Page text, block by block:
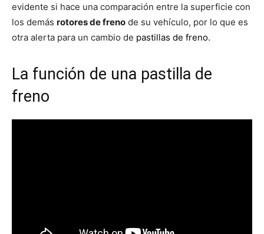
evidente si hace una comparación entre la superficie con
los demás rotores de freno de su vehículo, por lo que es
otra alerta para un cambio de pastillas de freno.
La función de una pastilla de
freno